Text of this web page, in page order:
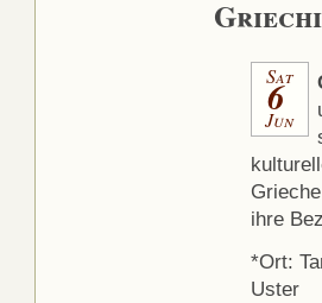
Sat
6
Jun
ihre
*Ort:
Uster